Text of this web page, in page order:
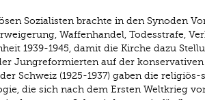
Sozialisten brachte in den Synoden
Waffenhandel, Todesstrafe,
1939-1945, damit die Kirche dazu
Jungreformierten auf der
Schweiz (1925-1937) gaben die religiös-
die sich nach dem Ersten Weltkrieg